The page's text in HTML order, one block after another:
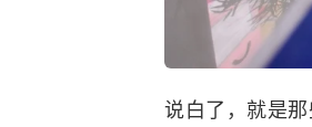
说白了，就是